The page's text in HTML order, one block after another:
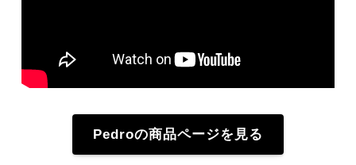
Pedroの商品ページを見る